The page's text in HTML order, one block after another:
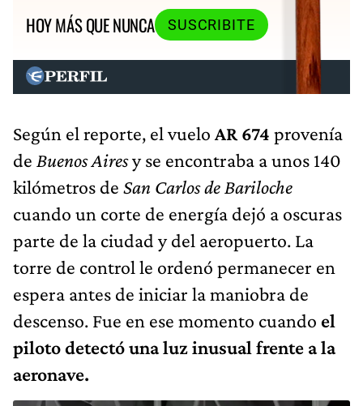
HOY MÁS QUE NUNCA
SUSCRIBITE
Según el reporte, el vuelo AR 674 provenía
de Buenos Airesy se encontraba a unos 140
kilómetros de San Carlos de Bariloche
cuando un corte de energía dejó a oscuras
parte de la ciudad y del aeropuerto. La
torre de control le ordenó permanecer en
espera antes de iniciar la maniobra de
descenso. Fue en ese momento cuando el
piloto detectó una luz inusual frente a la
aeronave.